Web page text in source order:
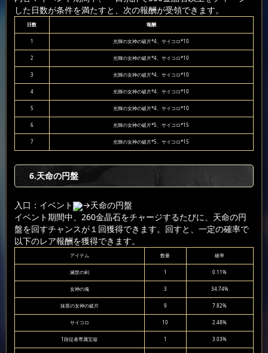
した日数が条件を満たすと、次の報酬が受領できます。
日数 報酬
1 光輝の女神の破片*4、サイコロ*10
2 光輝の女神の破片*4、サイコロ*10
3 光輝の女神の破片*4、サイコロ*10
4 光輝の女神の破片*4、サイコロ*10
5 光輝の女神の破片*4、サイコロ*10
6 光輝の女神の破片*5、サイコロ*15
7 光輝の女神の破片*5、サイコロ*15
6.天命の円盤
入口：イベント
→天命の円盤
イベント期間中、260金晶石をチャージするたびに、天命の円
盤を回すチャンスが１回獲得できます。回すと、一定の確率で
以下のレア報酬を獲得できます。
アイテム 数量 確率
滅世の剣 1 0.11%
女神の魂 3 34.74%
抹茶の女神の破片 9 7.82%
サイコロ 10 2.48%
1段従者専属宝箱 1 3.03%